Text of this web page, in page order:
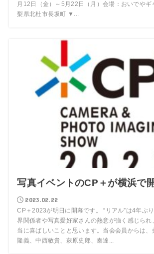
月12日（金）～5月22日（月）会場：おいでやギ
梨県北杜市長坂町 ▼...
写真イベントのCP＋が横浜で
2023.02.22
CP＋2023が明日に開幕です。 “リアル”は4年ぶ
界関係者や写真愛好家さんの熱意が強く感じられ
当に喜ばしいことと思います。当会会員からは、
隆義、中西敏貴、萩原史郎、秦達...